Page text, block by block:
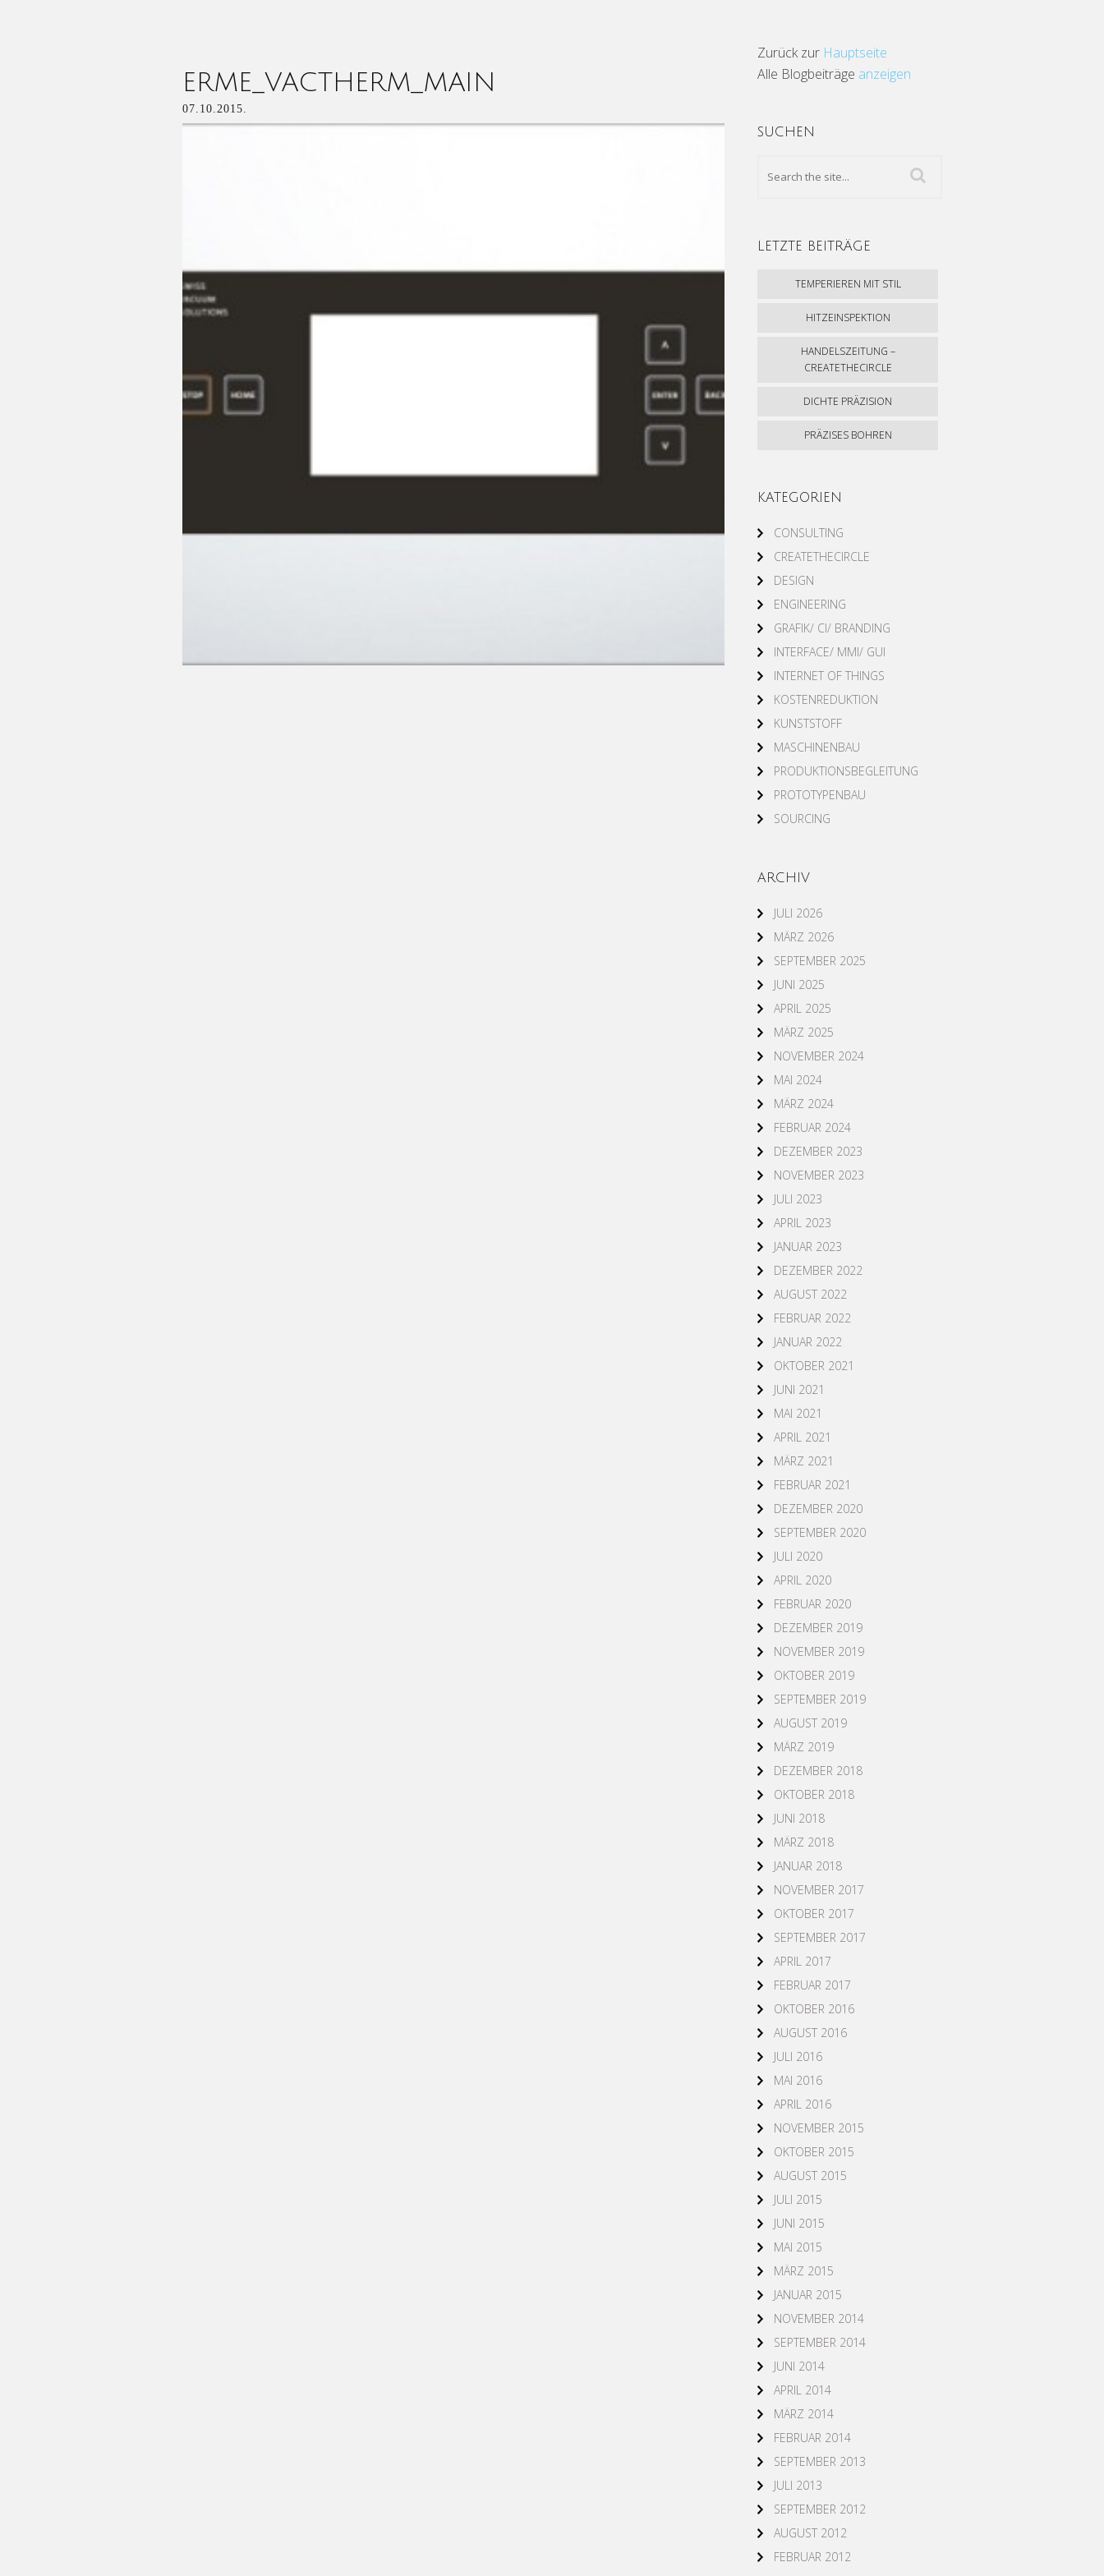
ERME_VACTHERM_MAIN
07.10.2015.
Zurück zur Hauptseite
Alle Blogbeiträge anzeigen
SUCHEN
LETZTE BEITRÄGE
TEMPERIEREN MIT STIL
HITZEINSPEKTION
HANDELSZEITUNG –
CREATETHECIRCLE
DICHTE PRÄZISION
PRÄZISES BOHREN
KATEGORIEN
CONSULTING
CREATETHECIRCLE
DESIGN
ENGINEERING
GRAFIK/ CI/ BRANDING
INTERFACE/ MMI/ GUI
INTERNET OF THINGS
KOSTENREDUKTION
KUNSTSTOFF
MASCHINENBAU
PRODUKTIONSBEGLEITUNG
PROTOTYPENBAU
SOURCING
ARCHIV
JULI 2026
MÄRZ 2026
SEPTEMBER 2025
JUNI 2025
APRIL 2025
MÄRZ 2025
NOVEMBER 2024
MAI 2024
MÄRZ 2024
FEBRUAR 2024
DEZEMBER 2023
NOVEMBER 2023
JULI 2023
APRIL 2023
JANUAR 2023
DEZEMBER 2022
AUGUST 2022
FEBRUAR 2022
JANUAR 2022
OKTOBER 2021
JUNI 2021
MAI 2021
APRIL 2021
MÄRZ 2021
FEBRUAR 2021
DEZEMBER 2020
SEPTEMBER 2020
JULI 2020
APRIL 2020
FEBRUAR 2020
DEZEMBER 2019
NOVEMBER 2019
OKTOBER 2019
SEPTEMBER 2019
AUGUST 2019
MÄRZ 2019
DEZEMBER 2018
OKTOBER 2018
JUNI 2018
MÄRZ 2018
JANUAR 2018
NOVEMBER 2017
OKTOBER 2017
SEPTEMBER 2017
APRIL 2017
FEBRUAR 2017
OKTOBER 2016
AUGUST 2016
JULI 2016
MAI 2016
APRIL 2016
NOVEMBER 2015
OKTOBER 2015
AUGUST 2015
JULI 2015
JUNI 2015
MAI 2015
MÄRZ 2015
JANUAR 2015
NOVEMBER 2014
SEPTEMBER 2014
JUNI 2014
APRIL 2014
MÄRZ 2014
FEBRUAR 2014
SEPTEMBER 2013
JULI 2013
SEPTEMBER 2012
AUGUST 2012
FEBRUAR 2012